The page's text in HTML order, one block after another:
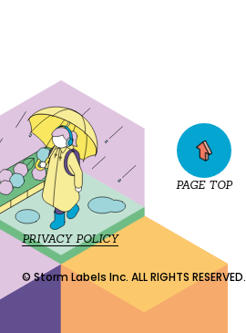
PRIVACY POLICY
© Storm Labels Inc. ALL RIGHTS RESERVED.
PAGE TOP